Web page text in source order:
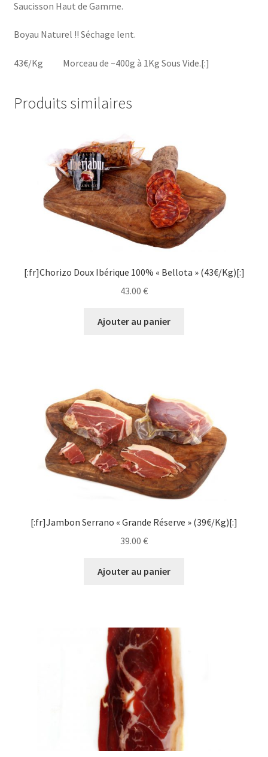
Saucisson Haut de Gamme.
Boyau Naturel !! Séchage lent.
43€/Kg Morceau de ~400g à 1Kg Sous Vide.[:]
Produits similaires
[:fr]Chorizo Doux Ibérique 100% « Bellota » (43€/Kg)[:]
43.00 €
Ajouter au panier
[:fr]Jambon Serrano « Grande Réserve » (39€/Kg)[:]
39.00 €
Ajouter au panier